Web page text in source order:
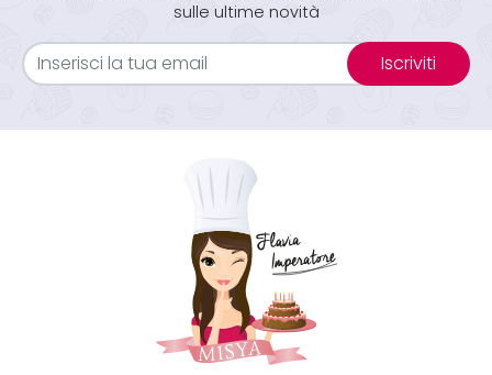
sulle ultime novità
Iscriviti